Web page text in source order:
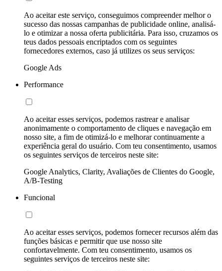
Ao aceitar este serviço, conseguimos compreender melhor o
sucesso das nossas campanhas de publicidade online, analisá-
lo e otimizar a nossa oferta publicitária. Para isso, cruzamos os
teus dados pessoais encriptados com os seguintes
fornecedores externos, caso já utilizes os seus serviços:
Google Ads
Performance
Ao aceitar esses serviços, podemos rastrear e analisar
anonimamente o comportamento de cliques e navegação em
nosso site, a fim de otimizá-lo e melhorar continuamente a
experiência geral do usuário. Com teu consentimento, usamos
os seguintes serviços de terceiros neste site:
Google Analytics, Clarity, Avaliações de Clientes do Google,
A/B-Testing
Funcional
Ao aceitar esses serviços, podemos fornecer recursos além das
funções básicas e permitir que use nosso site
confortavelmente. Com teu consentimento, usamos os
seguintes serviços de terceiros neste site: